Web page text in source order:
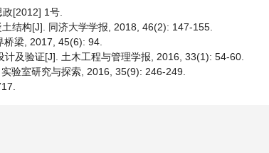
[2012] 1号.
结构[J]. 同济大学学报, 2018, 46(2): 147-155.
梁, 2017, 45(6): 94.
及验证[J]. 土木工程与管理学报, 2016, 33(1): 54-60.
验室研究与探索, 2016, 35(9): 246-249.